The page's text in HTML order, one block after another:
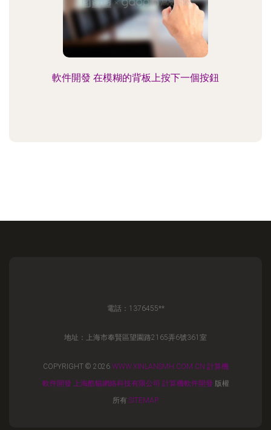
軟件開發 在模糊的背板上按下一個按鈕
電話：1376455**
地址：上海市奉賢區望園路2165弄6號361室
COPYRIGHT © 2026 WWW.XINLANSMH.COM.CN 計算機
軟件開發
上海酷貓網絡科技有限公司 計算機軟件開發 版權
所有 SITEMAP